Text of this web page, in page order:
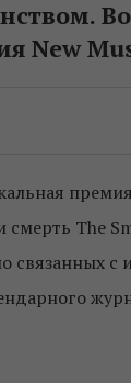
New
The
связанных